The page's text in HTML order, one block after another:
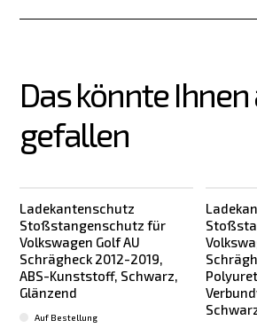
Das könnte Ihnen
gefallen
Ladekantenschutz
Stoßstangenschutz für
Volkswagen Golf AU
Schrägheck 2012-2019,
ABS-Kunststoff, Schwarz,
Glänzend
Auf Bestellung